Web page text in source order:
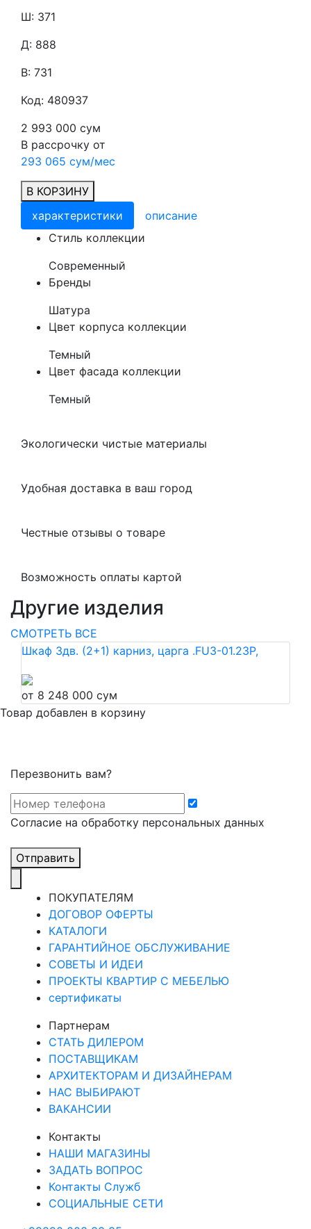
Ш: 371
Д: 888
В: 731
Код: 480937
2 993 000 сум
В рассрочку от
293 065 сум/мес
В КОРЗИНУ
характеристики
описание
Cтиль коллекции
Современный
Бренды
Шатура
Цвет корпуса коллекции
Темный
Цвет фасада коллекции
Темный
Экологически чистые материалы
Удобная доставка в ваш город
Честные отзывы о товаре
Возможность оплаты картой
Другие изделия
СМОТРЕТЬ ВСЕ
Шкаф 3дв. (2+1) карниз, царга .FU3-01.23P,
от 8 248 000 сум
Товар добавлен в корзину
Перезвонить вам?
Cогласие на обработку персональных данных
Отправить
ПОКУПАТЕЛЯМ
ДОГОВОР ОФЕРТЫ
КАТАЛОГИ
ГАРАНТИЙНОЕ ОБСЛУЖИВАНИЕ
СОВЕТЫ И ИДЕИ
ПРОЕКТЫ КВАРТИР С МЕБЕЛЬЮ
сертификаты
Партнерам
СТАТЬ ДИЛЕРОМ
ПОСТАВЩИКАМ
АРХИТЕКТОРАМ И ДИЗАЙНЕРАМ
НАС ВЫБИРАЮТ
ВАКАНСИИ
Контакты
НАШИ МАГАЗИНЫ
ЗАДАТЬ ВОПРОС
Контакты Служб
СОЦИАЛЬНЫЕ СЕТИ